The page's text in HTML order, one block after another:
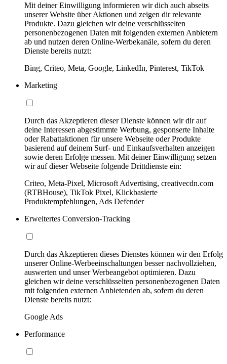
Mit deiner Einwilligung informieren wir dich auch abseits
unserer Website über Aktionen und zeigen dir relevante
Produkte. Dazu gleichen wir deine verschlüsselten
personenbezogenen Daten mit folgenden externen Anbietern
ab und nutzen deren Online-Werbekanäle, sofern du deren
Dienste bereits nutzt:
Bing, Criteo, Meta, Google, LinkedIn, Pinterest, TikTok
Marketing
Durch das Akzeptieren dieser Dienste können wir dir auf
deine Interessen abgestimmte Werbung, gesponserte Inhalte
oder Rabattaktionen für unsere Webseite oder Produkte
basierend auf deinem Surf- und Einkaufsverhalten anzeigen
sowie deren Erfolge messen. Mit deiner Einwilligung setzen
wir auf dieser Webseite folgende Drittdienste ein:
Criteo, Meta-Pixel, Microsoft Advertising, creativecdn.com
(RTBHouse), TikTok Pixel, Klickbasierte
Produktempfehlungen, Ads Defender
Erweitertes Conversion-Tracking
Durch das Akzeptieren dieses Dienstes können wir den Erfolg
unserer Online-Werbeeinschaltungen besser nachvollziehen,
auswerten und unser Werbeangebot optimieren. Dazu
gleichen wir deine verschlüsselten personenbezogenen Daten
mit folgenden externen Anbietenden ab, sofern du deren
Dienste bereits nutzt:
Google Ads
Performance